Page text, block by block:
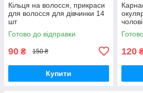
Кільця на волосся, прикраси
для волосся для дівчинки 14
шт
Готово до відправки
90 ₴ 150 ₴
Купити
120